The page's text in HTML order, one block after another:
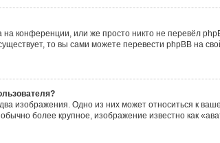
конференции, или же просто никто не перевёл
то вы сами можете перевести phpBB на
изображения. Одно из них может относиться к
более крупное, изображение известно как